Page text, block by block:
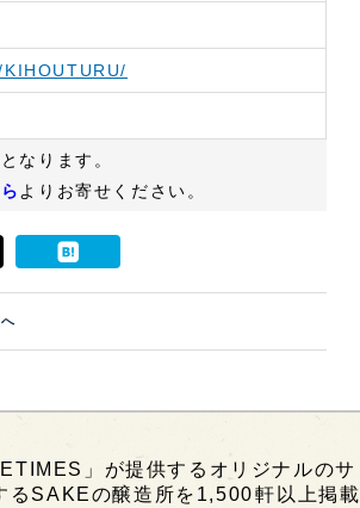
なります。
よりお寄せください。
」が提供するオリジナルのサ
SAKEの醸造所を1,500軒以上掲載